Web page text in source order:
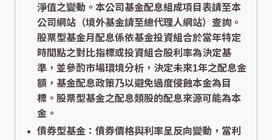
淨值之變動。本公司基金配息組成項目表請至本
公司網站（境外基金請至總代理人網站）查詢。
股票型基金月配息係依基金投資組合於當年特定
時間點之對比指標或投資組合股利率為決定基
準，並參酌市場環境分析，決定未來1年之配息金
額，基金配息政策乃以避免過度侵蝕本金為目
標。股票型基金之配息類股的配息來源可能為本
金。
債券型基金：債券價格與利率呈反向變動，當利